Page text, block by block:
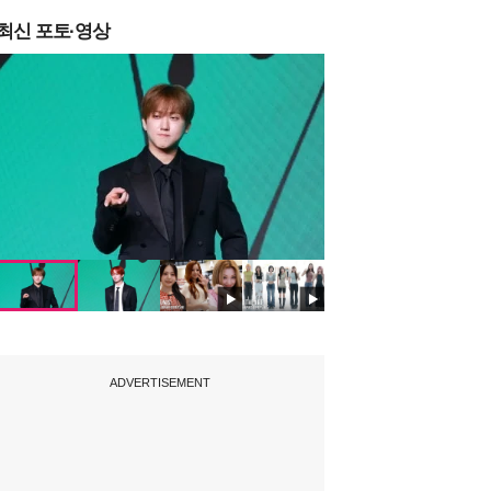
신 포토·영상
ADVERTISEMENT